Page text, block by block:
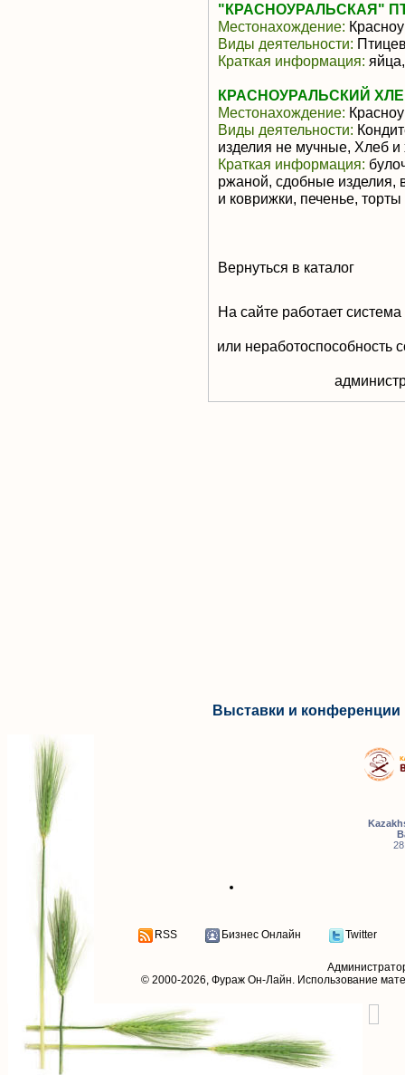
"КРАСНОУРАЛЬСКАЯ"
Местонахождение:
Виды деятельности:
Краткая информация:
КРАСНОУРАЛЬСКИЙ
Местонахождение:
Виды деятельности:
изделия не мучные, Хлеб
Краткая информация:
ржаной, сдобные изделия,
и коврижки, печенье,
Вернуться в каталог
На сайте работает
или неработоспособность
Выставки и конференции
RSS Бизнес Онлайн Twitter
© 2000-2026, Фураж Он-Лайн. Использование